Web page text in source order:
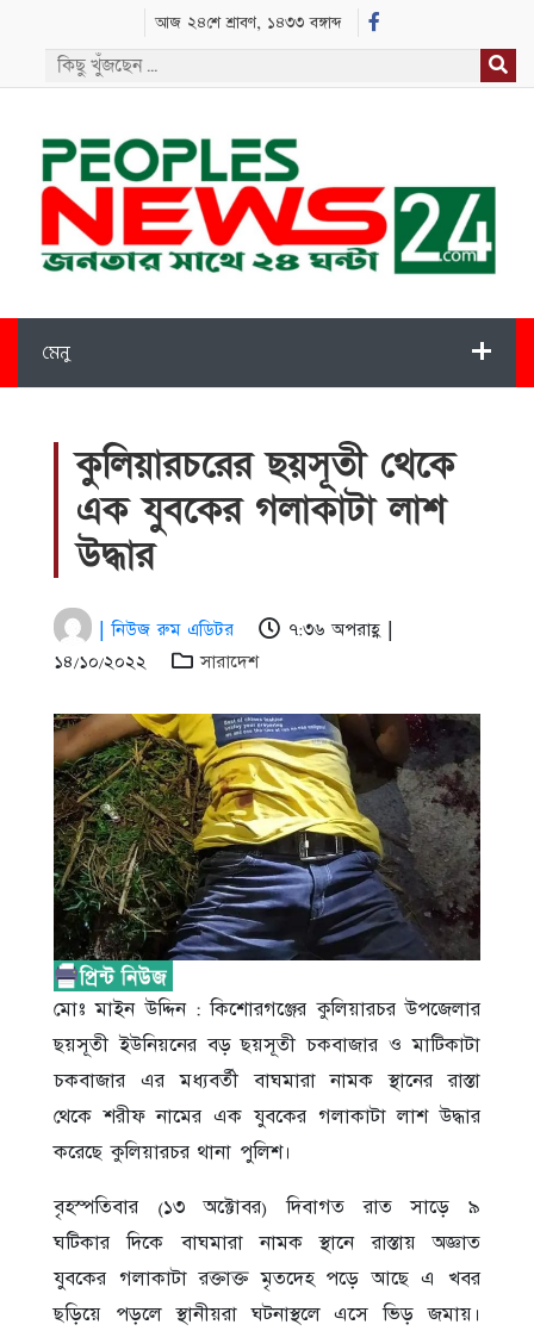
আজ ২৪শে শ্রাবণ, ১৪৩৩ বঙ্গাব্দ
মেনু
কুলিয়ারচরের ছয়সূতী থেকে
এক যুবকের গলাকাটা লাশ
উদ্ধার
| নিউজ রুম এডিটর
৭:৩৬ অপরাহ্ণ |
১৪/১০/২০২২
সারাদেশ
মোঃ মাইন উদ্দিন : কিশোরগঞ্জের কুলিয়ারচর উপজেলার
ছয়সূতী ইউনিয়নের বড় ছয়সূতী চকবাজার ও মাটিকাটা
চকবাজার এর মধ্যবর্তী বাঘমারা নামক স্থানের রাস্তা
থেকে শরীফ নামের এক যুবকের গলাকাটা লাশ উদ্ধার
করেছে কুলিয়ারচর থানা পুলিশ।
বৃহস্পতিবার (১৩ অক্টোবর) দিবাগত রাত সাড়ে ৯
ঘটিকার দিকে বাঘমারা নামক স্থানে রাস্তায় অজ্ঞাত
যুবকের গলাকাটা রক্তাক্ত মৃতদেহ পড়ে আছে এ খবর
ছড়িয়ে পড়লে স্থানীয়রা ঘটনাস্থলে এসে ভিড় জমায়।